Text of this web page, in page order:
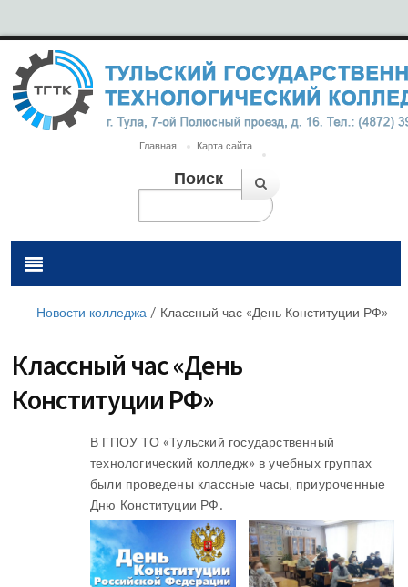
Главная Карта сайта
Поиск
Новости колледжа / Классный час «День Конституции РФ»
Классный час «День
Конституции РФ»
В ГПОУ ТО «Тульский государственный
технологический колледж» в учебных группах
были проведены классные часы, приуроченные
Дню Конституции РФ.